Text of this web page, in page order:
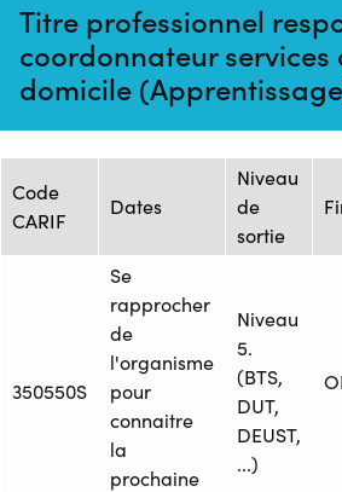
Titre professionnel
coordonnateur services
domicile
Mise à jour :
27/03/2025
Formation :
25105666F
Session de formation
Code
CARIF
Dates
Niveau
de
sortie
350550S
Se
rapprocher
de
l'organisme
pour
connaitre
la
prochaine
Niveau
5.
(BTS,
DUT,
DEUST,
...)